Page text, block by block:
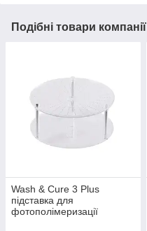
Подібні товари компанії
Wash & Cure 3 Plus
підставка для
фотополімеризації